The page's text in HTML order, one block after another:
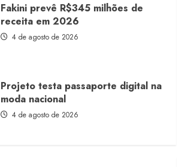
Projeto testa passaporte digital na
moda nacional
4 de agosto de 2026
Dia dos Pais reforça retomada da
moda no varejo
7 de agosto de 2026